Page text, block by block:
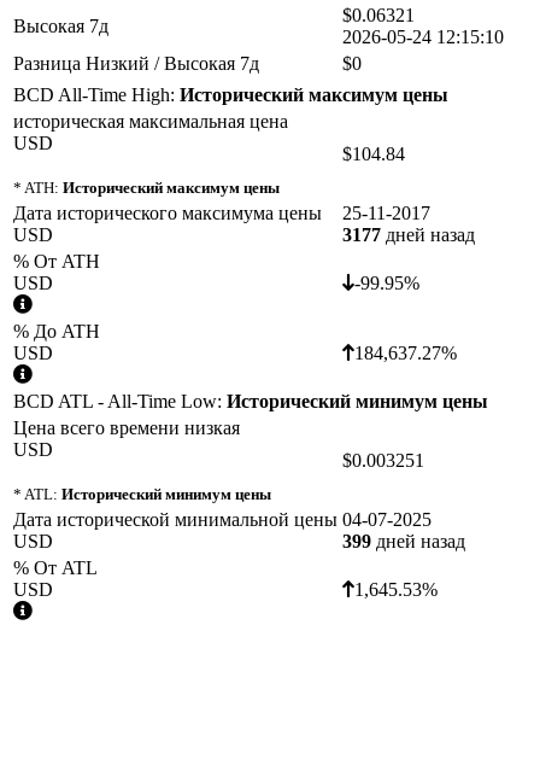
Высокая 7д
$0.06321
2026-05-24 12:15:10
Разница Низкий / Высокая 7д
$0
BCD All-Time High: Исторический максимум цены
историческая максимальная цена
USD
* ATH: Исторический максимум цены
$104.84
Дата исторического максимума цены
USD
25-11-2017
3177 дней назад
% От ATH
USD
-99.95%
% До ATH
USD
184,637.27%
BCD ATL - All-Time Low: Исторический минимум цены
Цена всего времени низкая
USD
* ATL: Исторический минимум цены
$0.003251
Дата исторической минимальной цены
USD
04-07-2025
399 дней назад
% От ATL
USD
1,645.53%